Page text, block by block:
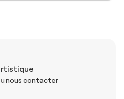
nous contacter